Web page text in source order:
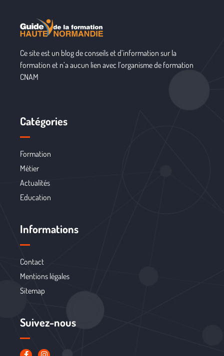
Ce site est un blog de conseils et d’information sur la
formation et n’a aucun lien avec l’organisme de formation
CNAM
Catégories
Formation
Métier
Actualités
Education
Informations
Contact
Mentions légales
Sitemap
Suivez-nous